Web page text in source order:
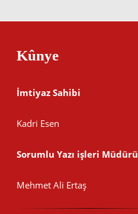
Kûnye
İmtiyaz Sahibi
Kadri Esen
Sorumlu Yazı işleri Müdürü
Mehmet Ali Ertaş